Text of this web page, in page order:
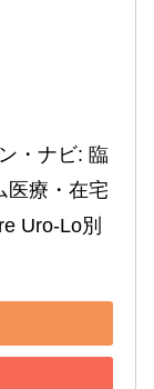
・ナビ: 臨
医療・在宅
Uro-Lo別